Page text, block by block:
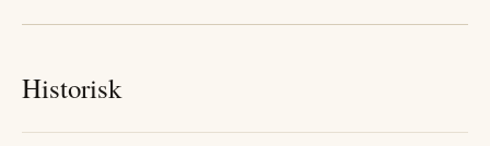
Historisk